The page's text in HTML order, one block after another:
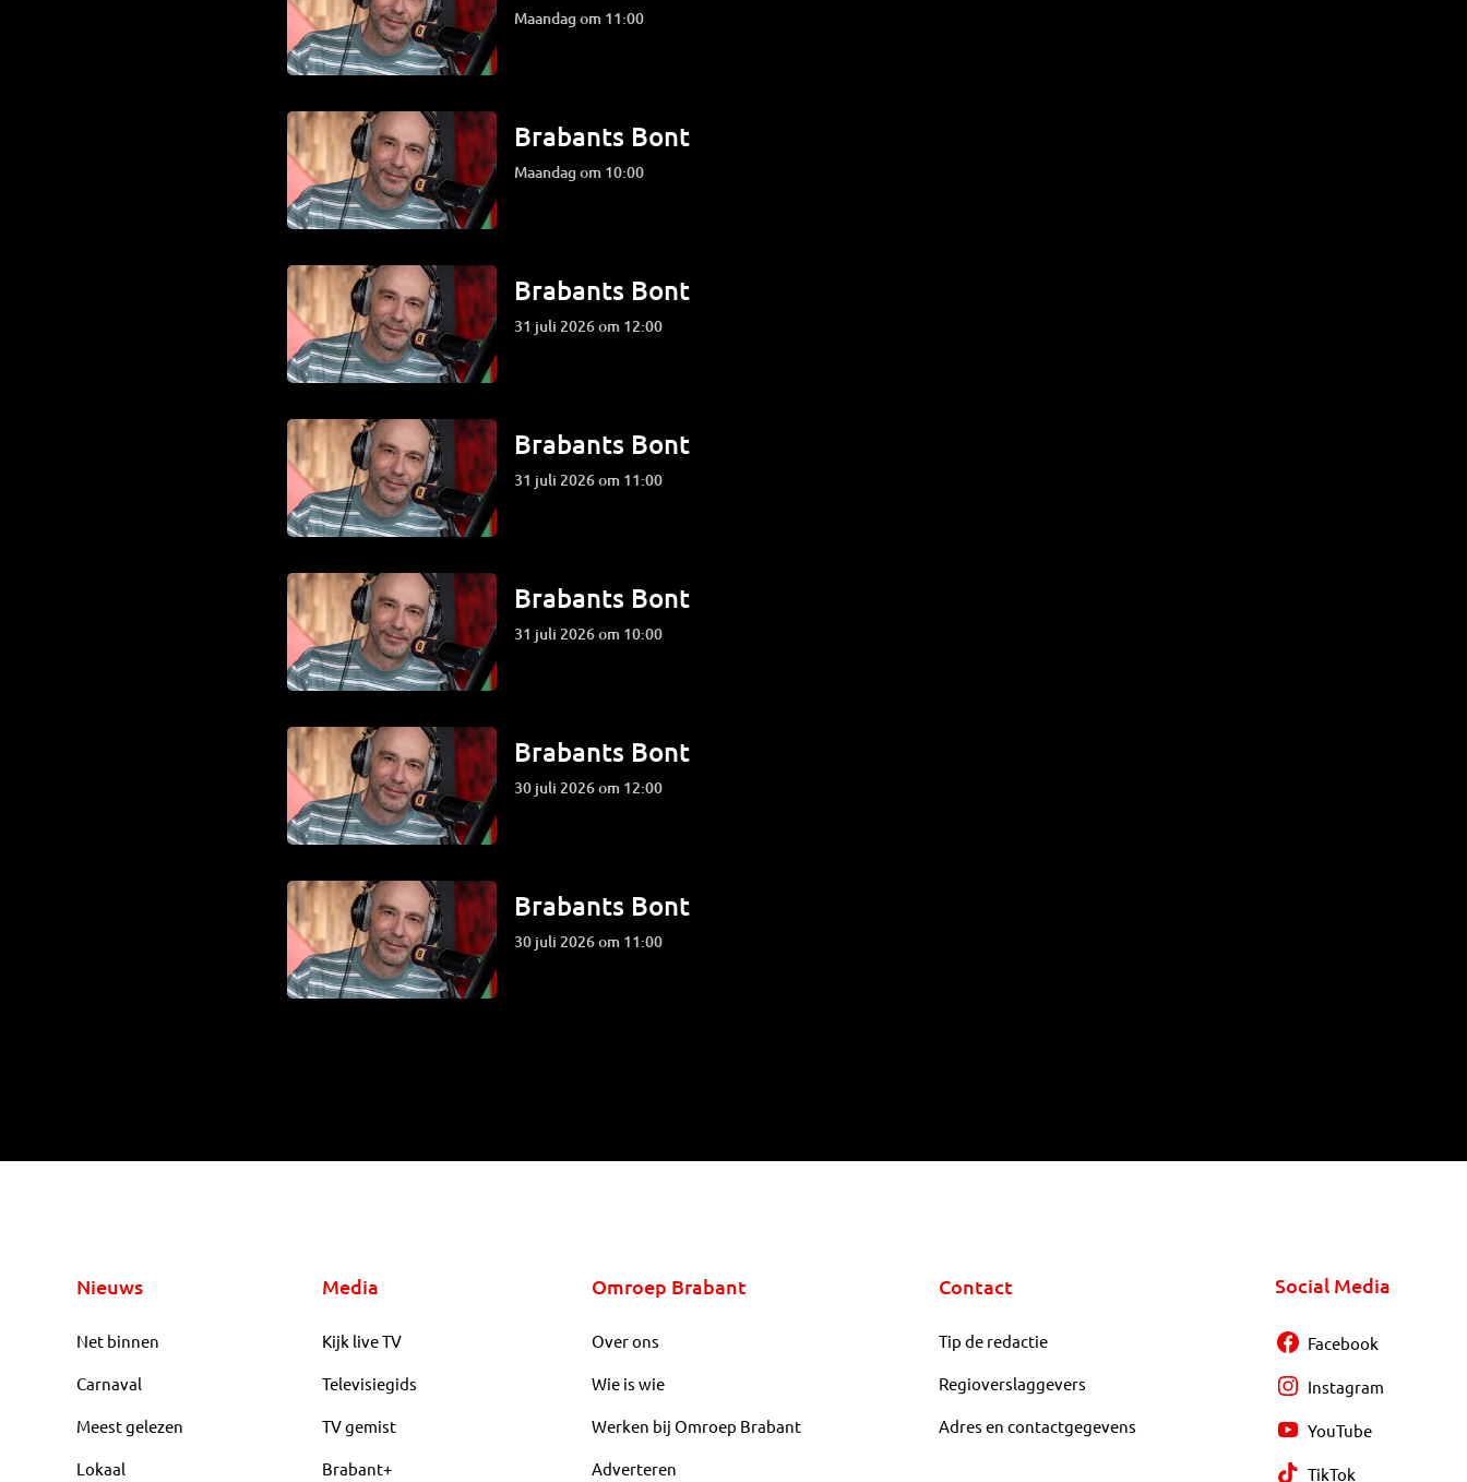
maandag om 11:00
Brabants Bont
maandag om 10:00
Brabants Bont
31 juli 2026 om 12:00
Brabants Bont
31 juli 2026 om 11:00
Brabants Bont
31 juli 2026 om 10:00
Brabants Bont
30 juli 2026 om 12:00
Brabants Bont
30 juli 2026 om 11:00
Nieuws
Net binnen
Carnaval
Meest gelezen
Lokaal
Media
Kijk live TV
Televisiegids
TV gemist
Brabant+
Omroep Brabant
Over ons
Wie is wie
Werken bij Omroep Brabant
Adverteren
Contact
Tip de redactie
Regioverslaggevers
Adres en contactgegevens
Social Media
Facebook
Instagram
YouTube
TikTok